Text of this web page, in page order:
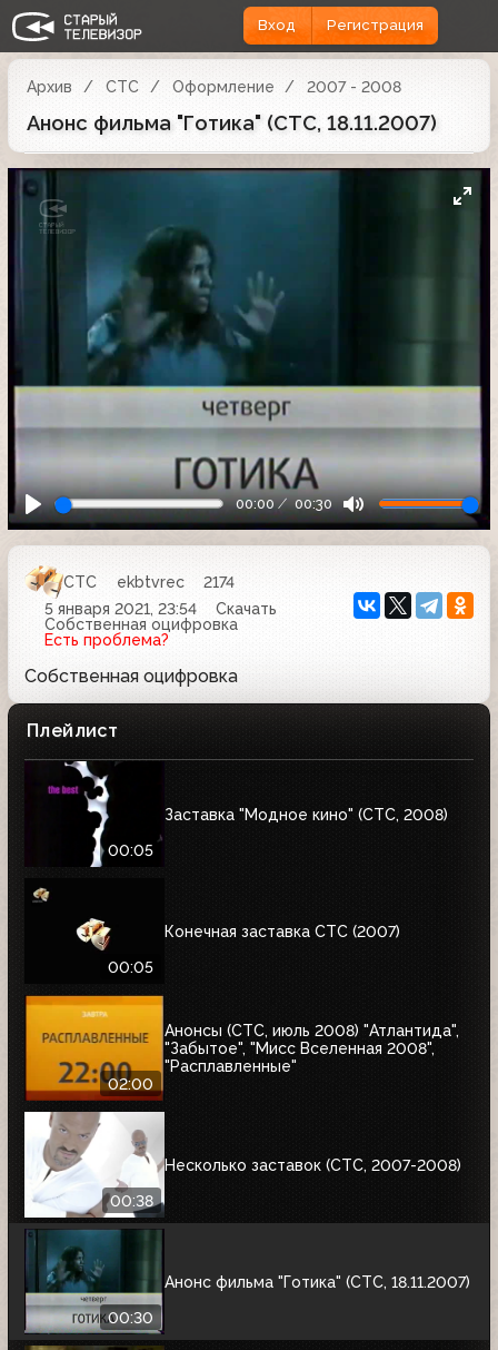
Вход Регистрация
Архив СТС Оформление 2007 - 2008
Анонс фильма "Готика" (СТС, 18.11.2007)
00:00 00:30
СТС ekbtvrec
2174
5 января 2021, 23:54
Скачать
Собственная оцифровка
Есть проблема?
Собственная оцифровка
Плейлист
00:05
Заставка "Модное кино" (СТС, 2008)
00:05
Конечная заставка СТС (2007)
02:00
Анонсы (СТС, июль 2008) "Атлантида",
"Забытое", "Мисс Вселенная 2008",
"Расплавленные"
00:38
Несколько заставок (СТС, 2007-2008)
00:30
Анонс фильма "Готика" (СТС, 18.11.2007)